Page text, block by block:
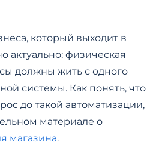
который выходит в
актуально: физическая
должны жить с одного
системы. Как понять, что
до такой автоматизации,
материале о
магазина.